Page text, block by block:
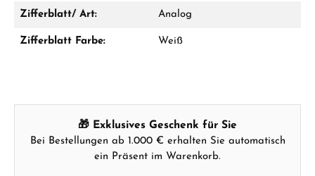
Zifferblatt/ Art: Analog
Zifferblatt Farbe: Weiß
🎁 Exklusives Geschenk für Sie
Bei Bestellungen ab 1.000 € erhalten Sie automatisch
ein Präsent im Warenkorb.